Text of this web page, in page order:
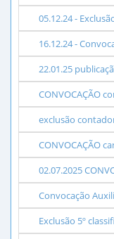
05.12.24 -
16.12.24 -
22.01.25
CONVOCAÇÃO
exclusão
CONVOCAÇÃO
02.07.2025
Convocação
Exclusão 5º